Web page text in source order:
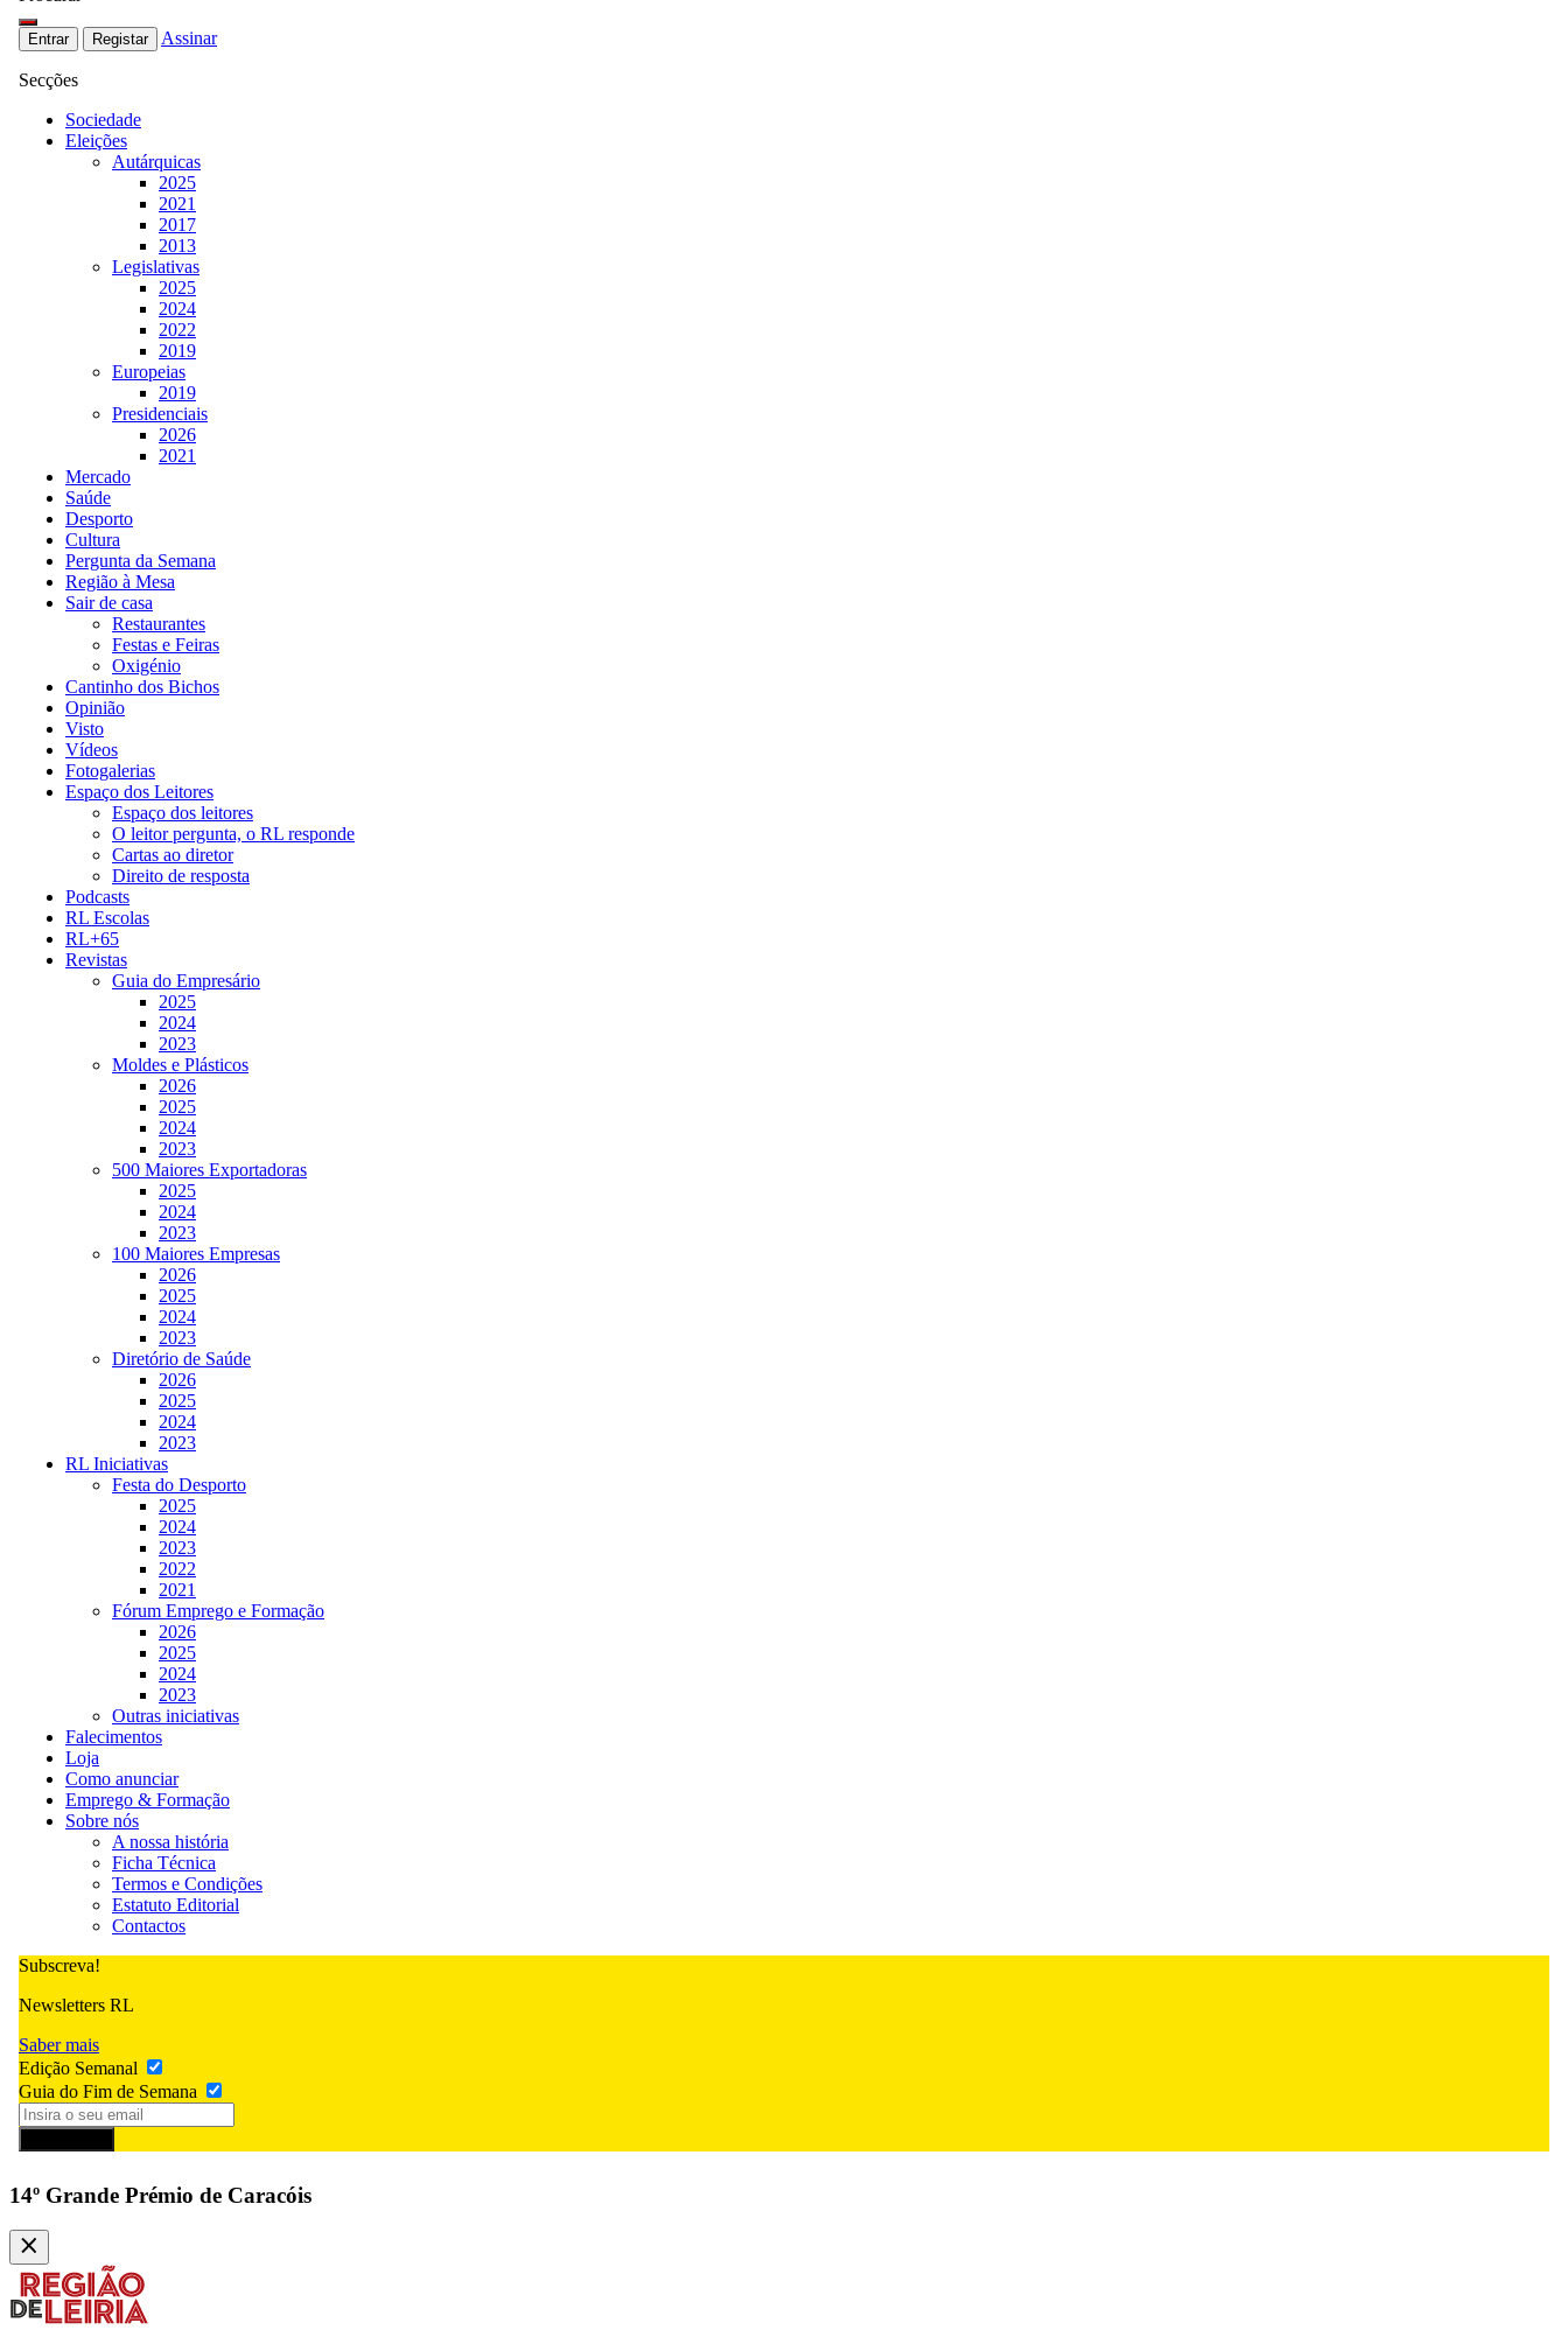
Entrar Registar Assinar
Secções
Sociedade
Eleições
Autárquicas
2025
2021
2017
2013
Legislativas
2025
2024
2022
2019
Europeias
2019
Presidenciais
2026
2021
Mercado
Saúde
Desporto
Cultura
Pergunta da Semana
Região à Mesa
Sair de casa
Restaurantes
Festas e Feiras
Oxigénio
Cantinho dos Bichos
Opinião
Visto
Vídeos
Fotogalerias
Espaço dos Leitores
Espaço dos leitores
O leitor pergunta, o RL responde
Cartas ao diretor
Direito de resposta
Podcasts
RL Escolas
RL+65
Revistas
Guia do Empresário
2025
2024
2023
Moldes e Plásticos
2026
2025
2024
2023
500 Maiores Exportadoras
2025
2024
2023
100 Maiores Empresas
2026
2025
2024
2023
Diretório de Saúde
2026
2025
2024
2023
RL Iniciativas
Festa do Desporto
2025
2024
2023
2022
2021
Fórum Emprego e Formação
2026
2025
2024
2023
Outras iniciativas
Falecimentos
Loja
Como anunciar
Emprego & Formação
Sobre nós
A nossa história
Ficha Técnica
Termos e Condições
Estatuto Editorial
Contactos
Subscreva!
Newsletters RL
Saber mais
Edição Semanal
Guia do Fim de Semana
14º Grande Prémio de Caracóis